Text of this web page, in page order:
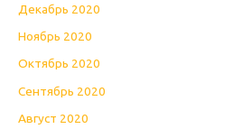
Декабрь 2020
Ноябрь 2020
Октябрь 2020
Сентябрь 2020
Август 2020